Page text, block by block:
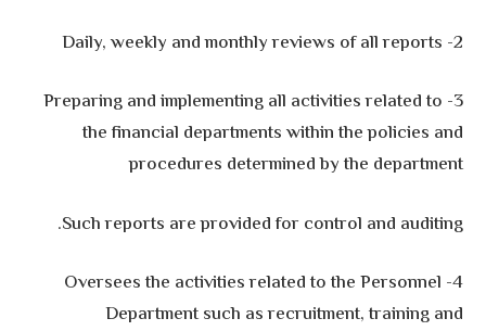
2- Daily, weekly and monthly reviews of all reports
3- Preparing and implementing all activities related to
the financial departments within the policies and
procedures determined by the department
Such reports are provided for control and auditing.
4- Oversees the activities related to the Personnel
Department such as recruitment, training and